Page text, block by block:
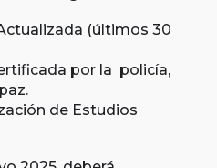
(últimos 30
por la policía,
de Estudios